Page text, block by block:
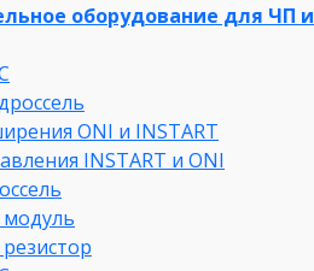
оборудование для ЧП и
ONI и INSTART
INSTART и ONI